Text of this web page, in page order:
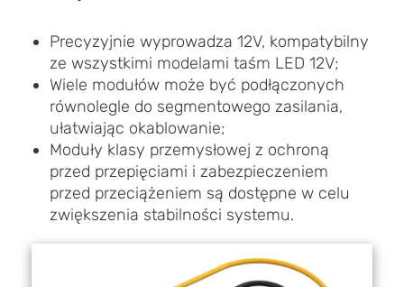
Precyzyjnie wyprowadza 12V, kompatybilny
ze wszystkimi modelami taśm LED 12V;
Wiele modułów może być podłączonych
równolegle do segmentowego zasilania,
ułatwiając okablowanie;
Moduły klasy przemysłowej z ochroną
przed przepięciami i zabezpieczeniem
przed przeciążeniem są dostępne w celu
zwiększenia stabilności systemu.